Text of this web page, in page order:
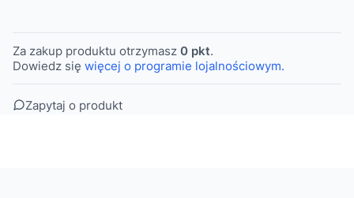
Za zakup produktu otrzymasz 0 pkt.
Dowiedz się więcej o programie lojalnościowym.
Zapytaj o produkt